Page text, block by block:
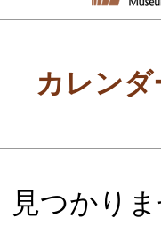
カレンダ
見つかり